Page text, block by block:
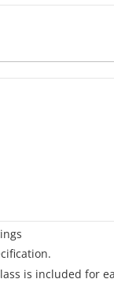
is included for